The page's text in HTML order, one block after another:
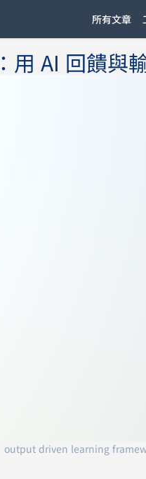
所有文章
用 AI 回饋與
output driven learning